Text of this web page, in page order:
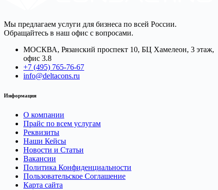
Мы предлагаем услуги для бизнеса по всей России.
Обращайтесь в наш офис с вопросами.
МОСКВА, Рязанский проспект 10, БЦ Хамелеон, 3 этаж,
офис 3.8
+7 (495) 765-76-67
info@deltacons.ru
Информация
О компании
Прайс по всем услугам
Реквизиты
Наши Кейсы
Новости и Статьи
Вакансии
Политика Конфиденциальности
Пользовательское Соглашение
Карта сайта